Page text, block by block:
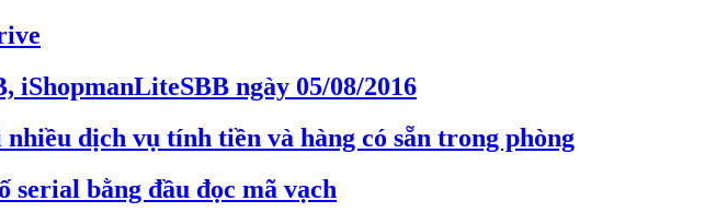
iShopmanLiteSBB ngày 05/08/2016
dịch vụ tính tiền và hàng có sẵn trong phòng
serial bằng đầu đọc mã vạch